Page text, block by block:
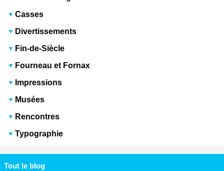
Casses
Divertissements
Fin-de-Siècle
Fourneau et Fornax
Impressions
Musées
Rencontres
Typographie
Tout le blog